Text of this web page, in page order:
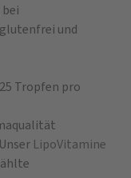
und
Tropfen pro
LipoVitamine